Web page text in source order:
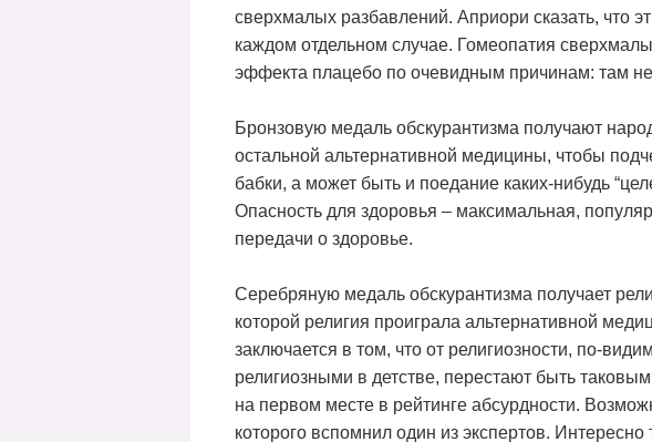
сверхмалых разбавлений. Априори сказать, что
каждом отдельном случае. Гомеопатия
эффекта плацебо по очевидным причинам: там
Бронзовую медаль обскурантизма получают
остальной альтернативной медицины, чтобы
бабки, а может быть и поедание каких-нибудь
Опасность для здоровья – максимальная,
передачи о здоровье.
Серебряную медаль обскурантизма получает
которой религия проиграла альтернативной
заключается в том, что от религиозности, по-
религиозными в детстве, перестают быть
на первом месте в рейтинге абсурдности.
которого вспомнил один из экспертов.